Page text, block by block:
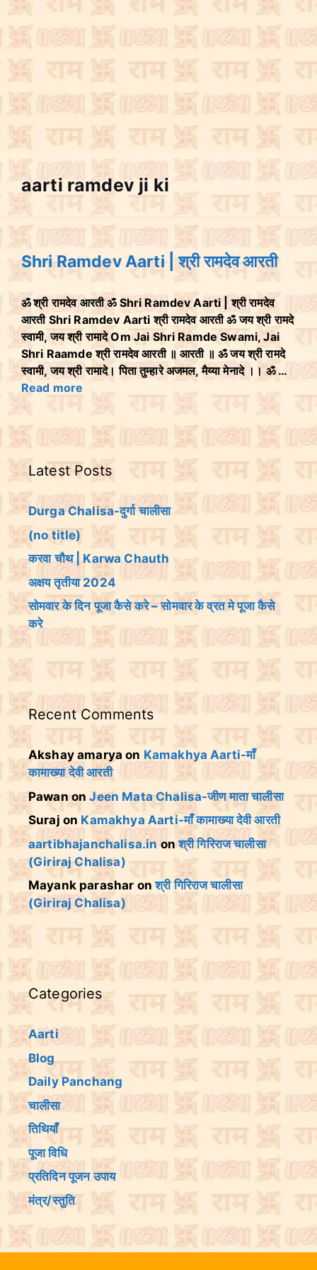
aarti ramdev ji ki
Shri Ramdev Aarti | श्री रामदेव आरती
ॐ श्री रामदेव आरती ॐ Shri Ramdev Aarti | श्री रामदेव
आरती Shri Ramdev Aarti श्री रामदेव आरती ॐ जय श्री रामदे
स्वामी, जय श्री रामादे Om Jai Shri Ramde Swami, Jai
Shri Raamde श्री रामदेव आरती ॥ आरती ॥ ॐ जय श्री रामदे
स्वामी, जय श्री रामादे। पिता तुम्हारे अजमल, मैय्या मेनादे ।। ॐ …
Read more
Latest Posts
Durga Chalisa-दुर्गा चालीसा
(no title)
करवा चौथ | Karwa Chauth
अक्षय तृतीया 2024
सोमवार के दिन पूजा कैसे करे – सोमवार के व्रत मे पूजा कैसे
करे
Recent Comments
Akshay amarya on Kamakhya Aarti-माँ
कामाख्या देवी आरती
PawanonJeen Mata Chalisa-जीण माता चालीसा
Suraj on Kamakhya Aarti-माँ कामाख्या देवी आरती
aartibhajanchalisa.in onश्री गिरिराज चालीसा
(Giriraj Chalisa)
Mayank parashar onश्री गिरिराज चालीसा
(Giriraj Chalisa)
Categories
Aarti
Blog
Daily Panchang
चालीसा
तिथियांँ
पूजा विधि
प्रतिदिन पूजन उपाय
मंत्र/स्तुति